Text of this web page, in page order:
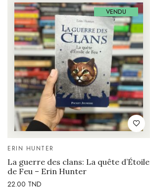
VENDU
ERIN HUNTER
La guerre des clans: La quête d’Étoile
de Feu – Erin Hunter
22.00 TND